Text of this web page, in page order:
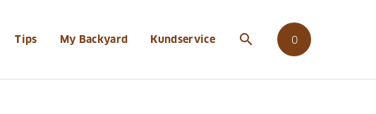
Tips My Backyard Kundservice search 0